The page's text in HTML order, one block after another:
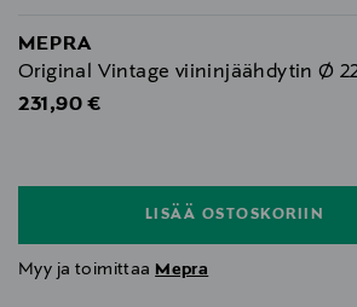
MEPRA
Original Vintage viininjäähdytin Ø
Original Price
231,90 €
LISÄÄ OSTOSKORIIN
Myy ja toimittaa Mepra